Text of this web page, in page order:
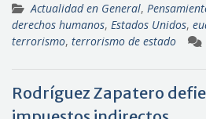
Actualidad en General,
derechos humanos, Estados Unidos,
terrorismo, terrorismo de estado
Rodríguez Zapatero